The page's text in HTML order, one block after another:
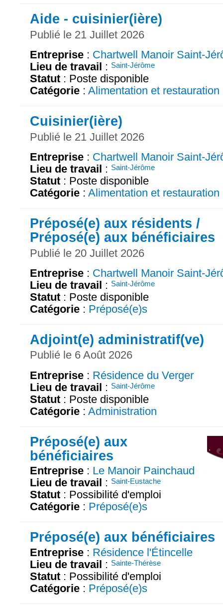
Aide - cuisinier(ière)
Publié le 21 Juillet 2026
Entreprise : Chartwell Manoir Saint-
Lieu de travail : Saint-Jérôme
Statut : Poste disponible
Catégorie : Alimentation et restauration
Cuisinier(ière)
Publié le 21 Juillet 2026
Entreprise : Chartwell Manoir Saint-
Lieu de travail : Saint-Jérôme
Statut : Poste disponible
Catégorie : Alimentation et restauration
Préposé(e) aux résidents /
Préposé(e) aux bénéficiaires
Publié le 20 Juillet 2026
Entreprise : Chartwell Manoir Saint-
Lieu de travail : Saint-Jérôme
Statut : Poste disponible
Catégorie : Préposé(e)s
Adjoint(e) administratif(ve)
Publié le 6 Août 2026
Entreprise : Résidence du Verger
Lieu de travail : Saint-Jérôme
Statut : Poste disponible
Catégorie : Administration
Préposé(e) aux
bénéficiaires
Entreprise : Le Manoir Painchaud
Lieu de travail : Saint-Eustache
Statut : Possibilité d'emploi
Catégorie : Préposé(e)s
Préposé(e) aux bénéficiaires
Entreprise : Résidence l'Étincelle
Lieu de travail : Sainte-Thérèse
Statut : Possibilité d'emploi
Catégorie : Préposé(e)s